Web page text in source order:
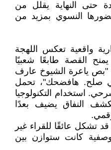
حتى النهاية يقلل من
النسوي بمزيد من
واقعية تعكس اللهجة
القصة طابعًا شعبيًا
"بص ياعرة الشيوخ عارف
صلح. هافضحك"، تحمل
استخدام التكنولوجيا
النفاق يضيف بعدًا
قد تشكل عائقًا للقراء غير
كانت ستوازن بين